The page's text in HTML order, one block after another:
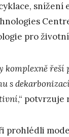
snížení
pro
komplexně
s
,“ potvrzuje
prohlédli